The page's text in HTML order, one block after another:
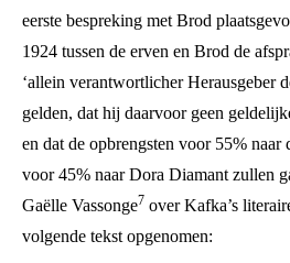
eerste bespreking met Brod
1924 tussen de erven en Brod de
‘allein verantwortlicher Herausgeber
gelden, dat hij daarvoor geen
en dat de opbrengsten voor 55% naar
voor 45% naar Dora Diamant zullen
Gaëlle Vassonge7 over Kafka’s
volgende tekst opgenomen: